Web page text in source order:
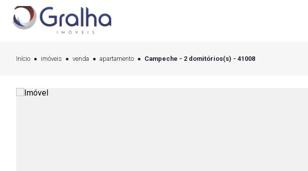
Início imóveis venda apartamento Campeche - 2 domitórios(s) - 41008